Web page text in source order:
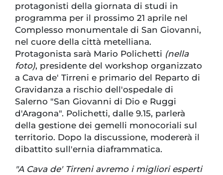
protagonisti della giornata di studi in
programma per il prossimo 21 aprile nel
Complesso monumentale di San Giovanni,
nel cuore della città metelliana.
Protagonista sarà Mario Polichetti (nella
foto), presidente del workshop organizzato
a Cava de' Tirreni e primario del Reparto di
Gravidanza a rischio dell'ospedale di
Salerno "San Giovanni di Dio e Ruggi
d'Aragona". Polichetti, dalle 9.15, parlerà
della gestione dei gemelli monocoriali sul
territorio. Dopo la discussione, modererà il
dibattito sull'ernia diaframmatica.
"A Cava de' Tirreni avremo i migliori esperti